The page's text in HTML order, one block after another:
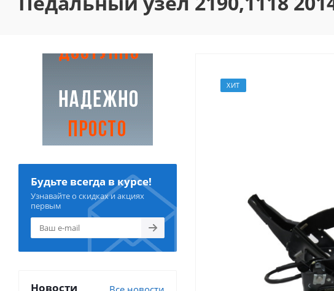
ХИТ
Будьте всегда в курсе!
Узнавайте о скидках и акциях
первым
Новости